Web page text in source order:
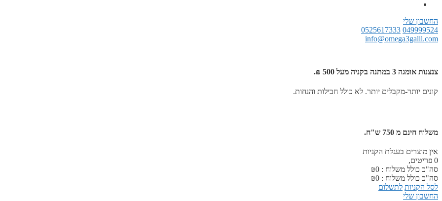
החשבון שלי
049999524
0525617333
info@omega3galil.com
צנצנות אומגה 3 במתנה בקניה מעל 500 ₪.
קונים יותר-מקבלים יותר. לא כולל חבילות והנחות.
משלוח חינם מ 750 ש"ח.
אין מוצרים בעגלת הקניות
0 פריטים,
סה"כ כולל משלוח :
₪0
סה"כ כולל משלוח :
₪0
לסל הקניות לתשלום
החשבון שלי